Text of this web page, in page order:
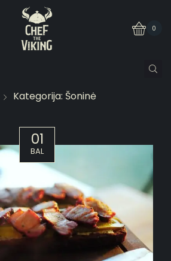
0
Kategorija: Šoninė
01
BAL